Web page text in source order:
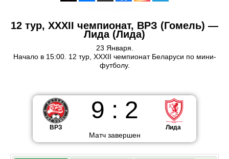
12 тур, XXXII чемпионат, ВРЗ (Гомель) —
Лида (Лида)
23 Января.
Начало в 15:00. 12 тур, XXXII чемпионат Беларуси по мини-
футболу.
ВРЗ
9 : 2
Матч завершен
Лида